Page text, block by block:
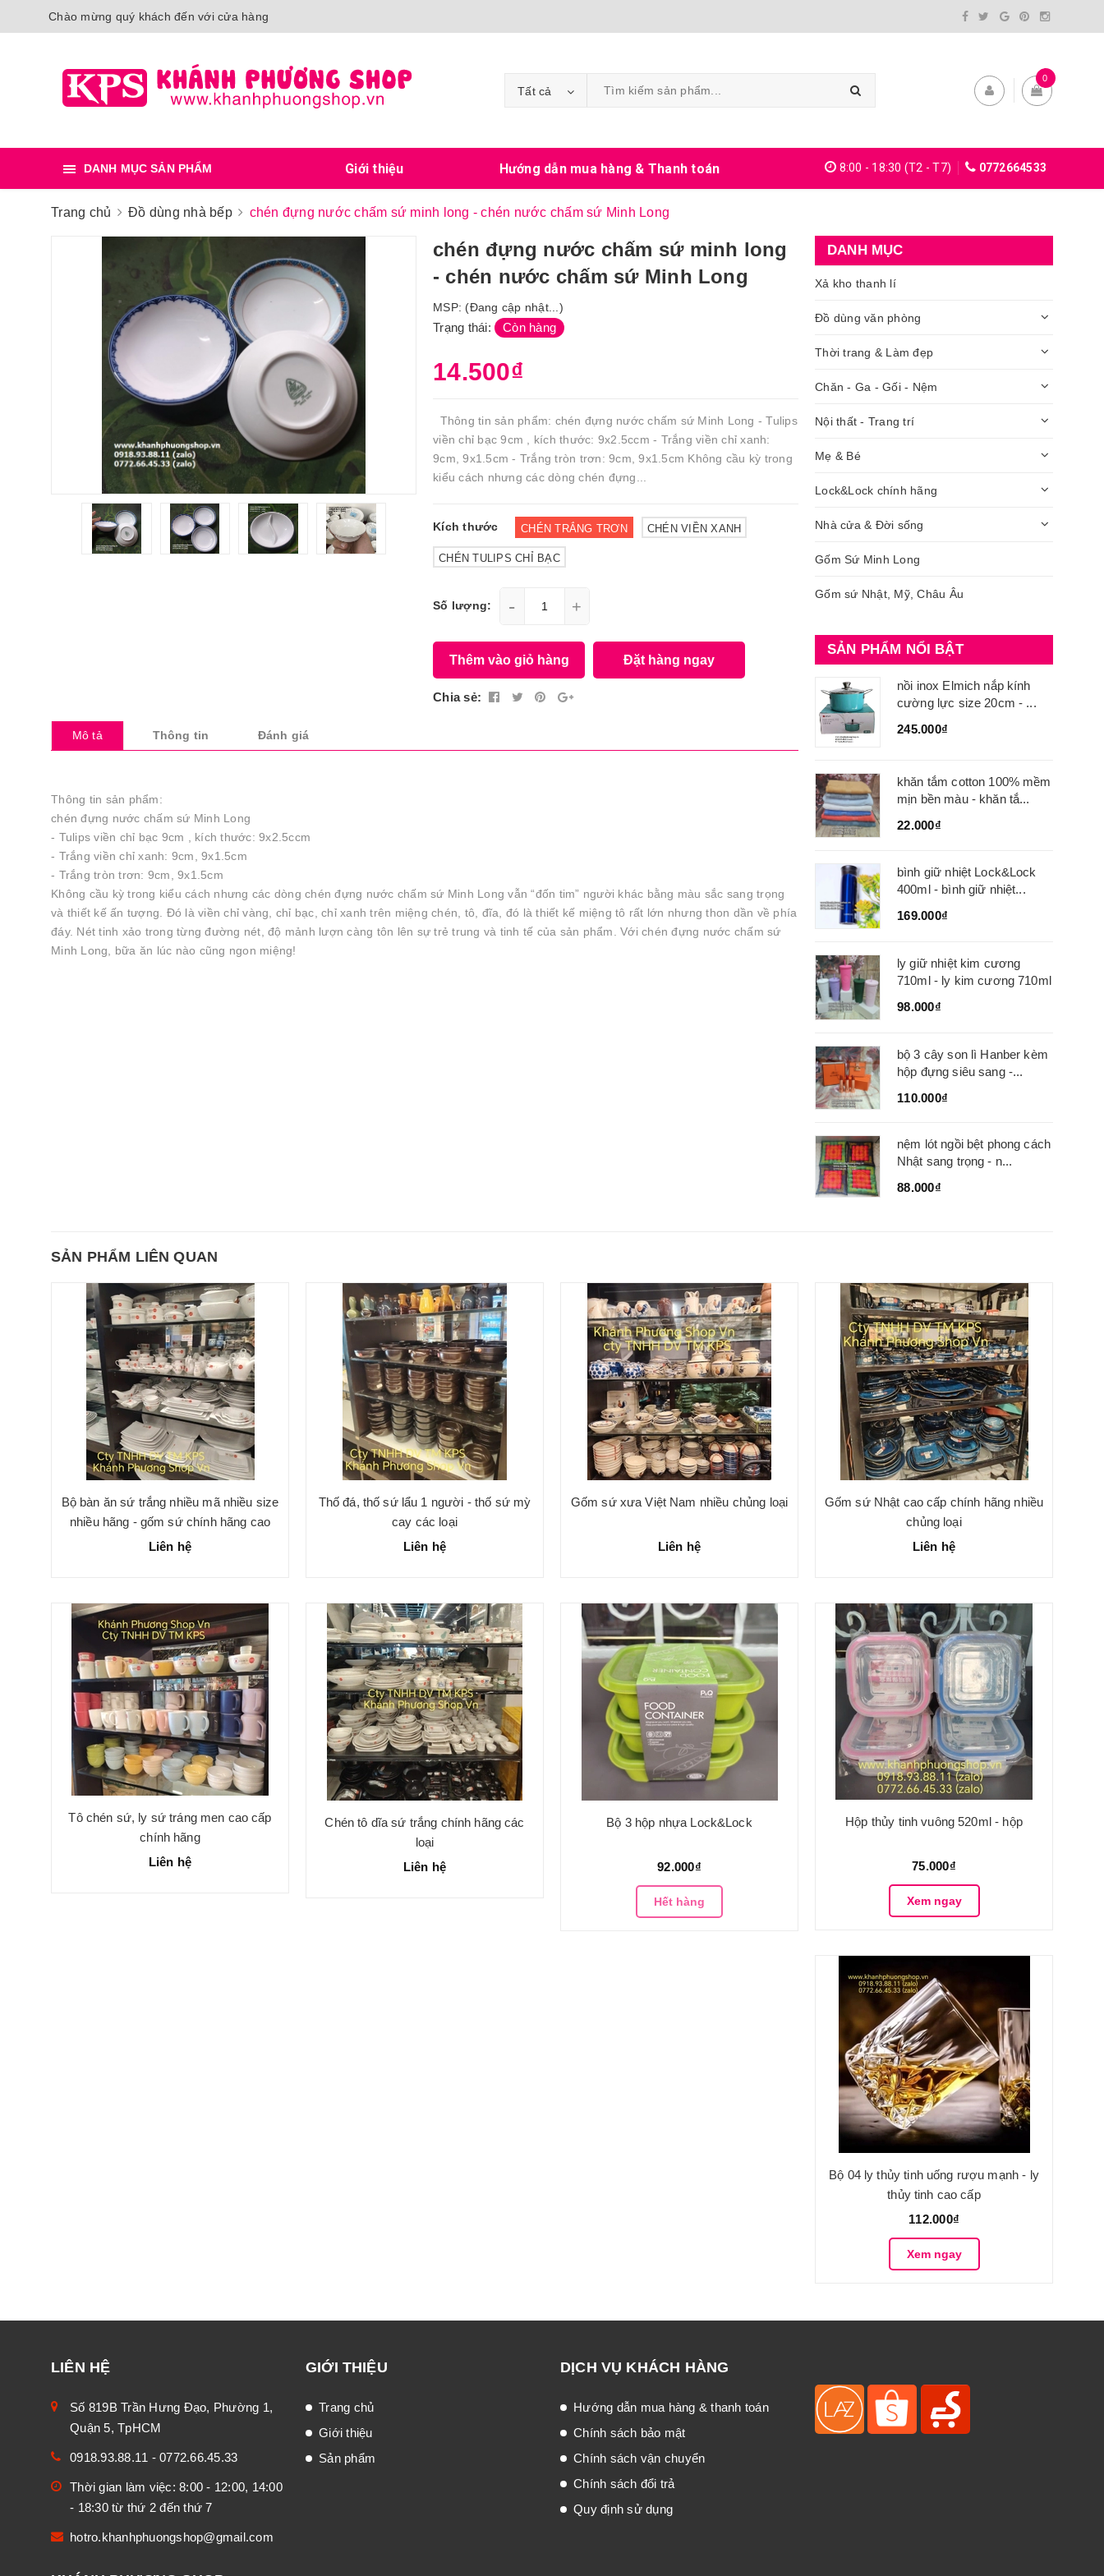
Chào mừng quý khách đến với cửa hàng
Tất cả
0
DANH MỤC SẢN PHẨM Giới thiệu Hướng dẫn mua hàng & Thanh toán 8:00 - 18:30 (T2 - T7) 0772664533
Trang chủ Đồ dùng nhà bếp chén đựng nước chấm sứ minh long - chén nước chấm sứ Minh Long
chén đựng nước chấm sứ minh long
- chén nước chấm sứ Minh Long
MSP: (Đang cập nhật...)
Trạng thái: Còn hàng
14.500₫
Thông tin sản phẩm: chén đựng nước chấm sứ Minh Long - Tulips
viền chỉ bạc 9cm , kích thước: 9x2.5ccm - Trắng viền chỉ xanh:
9cm, 9x1.5cm - Trắng tròn trơn: 9cm, 9x1.5cm Không cầu kỳ trong
kiểu cách nhưng các dòng chén đựng...
Kích thước CHÉN TRẮNG TRƠN CHÉN VIỀN XANH
CHÉN TULIPS CHỈ BẠC
Số lượng: - +
Thêm vào giỏ hàng Đặt hàng ngay
Chia sẻ:
Mô tả Thông tin Đánh giá
Thông tin sản phẩm:
chén đựng nước chấm sứ Minh Long
- Tulips viền chỉ bạc 9cm , kích thước: 9x2.5ccm
- Trắng viền chỉ xanh: 9cm, 9x1.5cm
- Trắng tròn trơn: 9cm, 9x1.5cm
Không cầu kỳ trong kiểu cách nhưng các dòng chén đựng nước chấm sứ Minh Long vẫn “đốn tim” người khác bằng màu sắc sang trọng
và thiết kế ấn tượng. Đó là viền chỉ vàng, chỉ bạc, chỉ xanh trên miệng chén, tô, đĩa, đó là thiết kế miệng tô rất lớn nhưng thon dần về phía
đáy. Nét tinh xảo trong từng đường nét, độ mảnh lượn càng tôn lên sự trẻ trung và tinh tế của sản phẩm. Với chén đựng nước chấm sứ
Minh Long, bữa ăn lúc nào cũng ngon miệng!
DANH MỤC
Xả kho thanh lí
Đồ dùng văn phòng
Thời trang & Làm đẹp
Chăn - Ga - Gối - Nệm
Nội thất - Trang trí
Mẹ & Bé
Lock&Lock chính hãng
Nhà cửa & Đời sống
Gốm Sứ Minh Long
Gốm sứ Nhật, Mỹ, Châu Âu
SẢN PHẨM NỔI BẬT
nồi inox Elmich nắp kính
cường lực size 20cm - ...
245.000₫
khăn tắm cotton 100% mềm
mịn bền màu - khăn tắ...
22.000₫
bình giữ nhiệt Lock&Lock
400ml - bình giữ nhiệt...
169.000₫
ly giữ nhiệt kim cương
710ml - ly kim cương 710ml
98.000₫
bộ 3 cây son lì Hanber kèm
hộp đựng siêu sang -...
110.000₫
nệm lót ngồi bệt phong cách
Nhật sang trọng - n...
88.000₫
SẢN PHẨM LIÊN QUAN
Bộ bàn ăn sứ trắng nhiều mã nhiều size
nhiều hãng - gốm sứ chính hãng cao
cấp
Liên hệ
Thố đá, thố sứ lẩu 1 người - thố sứ mỳ
cay các loại
Liên hệ
Gốm sứ xưa Việt Nam nhiều chủng loại
Liên hệ
Gốm sứ Nhật cao cấp chính hãng nhiều
chủng loại
Liên hệ
Tô chén sứ, ly sứ tráng men cao cấp
chính hãng
Liên hệ
Chén tô dĩa sứ trắng chính hãng các
loại
Liên hệ
Bộ 3 hộp nhựa Lock&Lock
92.000₫
Hết hàng
Hộp thủy tinh vuông 520ml - hộp
75.000₫
Xem ngay
Bộ 04 ly thủy tinh uống rượu mạnh - ly
thủy tinh cao cấp
112.000₫
Xem ngay
LIÊN HỆ
Số 819B Trần Hưng Đạo, Phường 1,
Quận 5, TpHCM
0918.93.88.11 - 0772.66.45.33
Thời gian làm việc: 8:00 - 12:00, 14:00
- 18:30 từ thứ 2 đến thứ 7
hotro.khanhphuongshop@gmail.com
GIỚI THIỆU
Trang chủ
Giới thiệu
Sản phẩm
DỊCH VỤ KHÁCH HÀNG
Hướng dẫn mua hàng & thanh toán
Chính sách bảo mật
Chính sách vận chuyển
Chính sách đổi trả
Quy định sử dụng